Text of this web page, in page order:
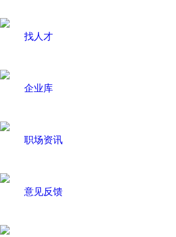
找人才
企业库
职场资讯
意见反馈